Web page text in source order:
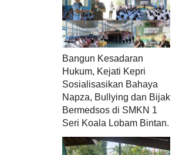
Bangun Kesadaran
Hukum, Kejati Kepri
Sosialisasikan Bahaya
Napza, Bullying dan Bijak
Bermedsos di SMKN 1
Seri Koala Lobam Bintan.